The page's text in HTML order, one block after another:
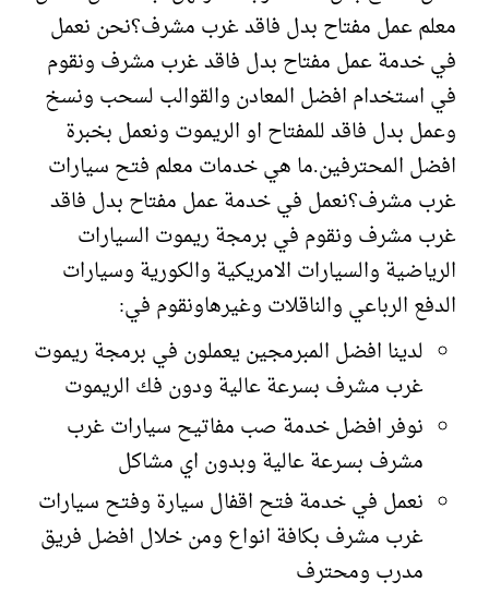
معلم عمل مفتاح بدل فاقد غرب مشرف؟نحن نعمل
في خدمة عمل مفتاح بدل فاقد غرب مشرف ونقوم
في استخدام افضل المعادن والقوالب لسحب ونسخ
وعمل بدل فاقد للمفتاح او الريموت ونعمل بخبرة
افضل المحترفين.ما هي خدمات معلم فتح سيارات
غرب مشرف؟نعمل في خدمة عمل مفتاح بدل فاقد
غرب مشرف ونقوم في برمجة ريموت السيارات
الرياضية والسيارات الامريكية والكورية وسيارات
الدفع الرباعي والناقلات وغيرهاونقوم في:
لدينا افضل المبرمجين يعملون في برمجة ريموت
غرب مشرف بسرعة عالية ودون فك الريموت
نوفر افضل خدمة صب مفاتيح سيارات غرب
مشرف بسرعة عالية وبدون اي مشاكل
نعمل في خدمة فتح اقفال سيارة وفتح سيارات
غرب مشرف بكافة انواع ومن خلال افضل فريق
مدرب ومحترف